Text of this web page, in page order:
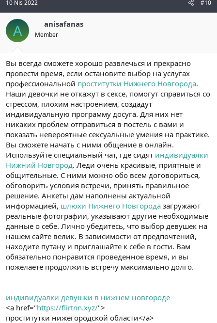
10 Nis 2022 #10
A anisafanas
Member
Вы всегда сможете хорошо развлечься и прекрасно
провести время, если остановите выбор на услугах
профессиональной проститутки Нижнего Новгорода.
Наши девочки не откажут в сексе, помогут справиться со
стрессом, плохим настроением, создадут
индивидуальную программу досуга. Для них нет
никаких проблем отправиться в постель с вами и
показать невероятные сексуальные умения на практике.
Вы сможете начать с ними общение в онлайн.
Используйте специальный чат, где сидят индивидуалки
Нижний Новгород. Леди очень красивые, приятные и
общительные. С ними можно обо всем договориться,
обговорить условия встречи, принять правильное
решение. Анкеты дам наполнены актуальной
информацией, шлюхи Нижнего Новгорода загружают
реальные фотографии, указывают другие необходимые
данные о себе. Лично убедитесь, что выбор девушек на
нашем сайте велик. В зависимости от предпочтений,
находите путану и приглашайте к себе в гости. Вам
обязательно понравится проведенное время, и вы
пожелаете продолжить встречу максимально долго.
индивидуалки девушки в нижнем новгороде
<a href="https://flirtnn.xyz/">
проститутки нижегородской области</a>